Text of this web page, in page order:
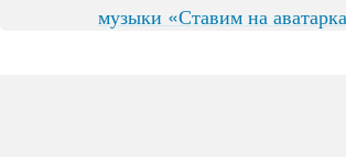
музыки «Ставим на